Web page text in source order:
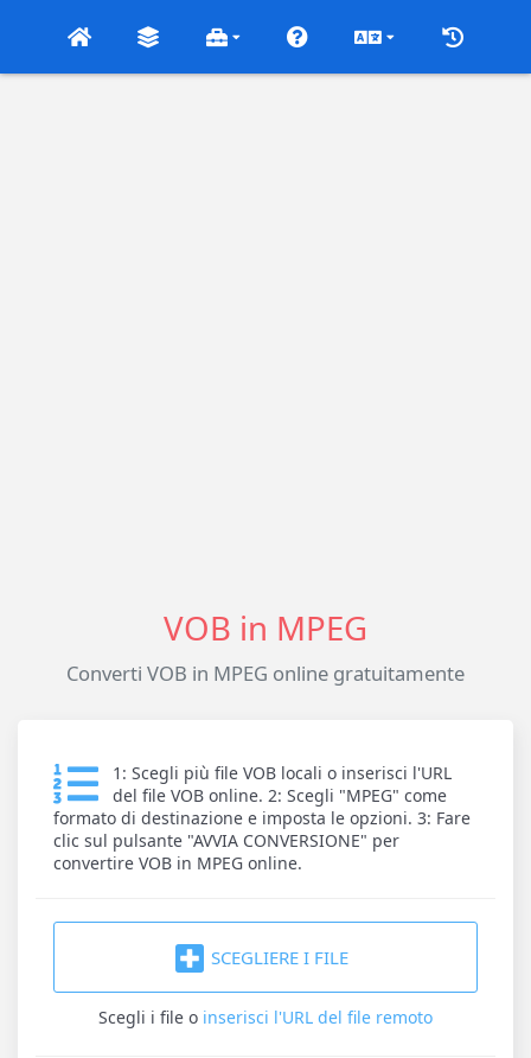
VOB in MPEG
Converti VOB in MPEG online gratuitamente
1: Scegli più file VOB locali o inserisci l'URL
del file VOB online. 2: Scegli "MPEG" come
formato di destinazione e imposta le opzioni. 3: Fare
clic sul pulsante "AVVIA CONVERSIONE" per
convertire VOB in MPEG online.
SCEGLIERE I FILE
Scegli i file o inserisci l'URL del file remoto